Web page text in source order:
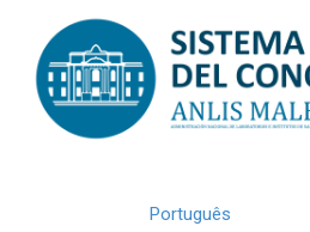
navigation
Português